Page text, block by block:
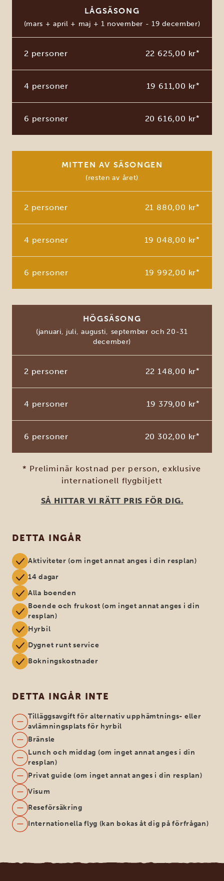
LÅGSÄSONG
(mars + april + maj + 1 november - 19 december)
2 personer 22 625,00 kr*
4 personer 19 611,00 kr*
6 personer 20 616,00 kr*
MITTEN AV SÄSONGEN
(resten av året)
2 personer 21 880,00 kr*
4 personer 19 048,00 kr*
6 personer 19 992,00 kr*
HÖGSÄSONG
(januari, juli, augusti, september och 20-31
december)
2 personer 22 148,00 kr*
4 personer 19 379,00 kr*
6 personer 20 302,00 kr*
* Preliminär kostnad per person, exklusive
internationell flygbiljett
SÅ HITTAR VI RÄTT PRIS FÖR DIG.
DETTA INGÅR
Aktiviteter (om inget annat anges i din resplan)
14 dagar
Alla boenden
Boende och frukost (om inget annat anges i din
resplan)
Hyrbil
Dygnet runt service
Bokningskostnader
DETTA INGÅR INTE
Tilläggsavgift för alternativ upphämtnings- eller
avlämningsplats för hyrbil
Bränsle
Lunch och middag (om inget annat anges i din
resplan)
Privat guide (om inget annat anges i din resplan)
Visum
Reseförsäkring
Internationella flyg (kan bokas åt dig på förfrågan)